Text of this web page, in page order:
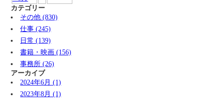
カテゴリー
その他 (830)
仕事 (245)
日常 (139)
書籍・映画 (156)
事務所 (26)
アーカイブ
2024年6月 (1)
2023年8月 (1)